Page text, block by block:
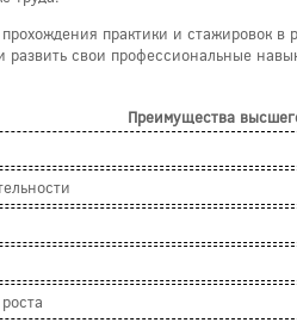
практики и стажировок
свои профессиональные
Преимущества